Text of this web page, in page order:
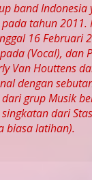
band
tahun 2011.
16 Februari
(Vocal), dan
Van Houttens
dengan
grup Musik
dari
biasa latihan).